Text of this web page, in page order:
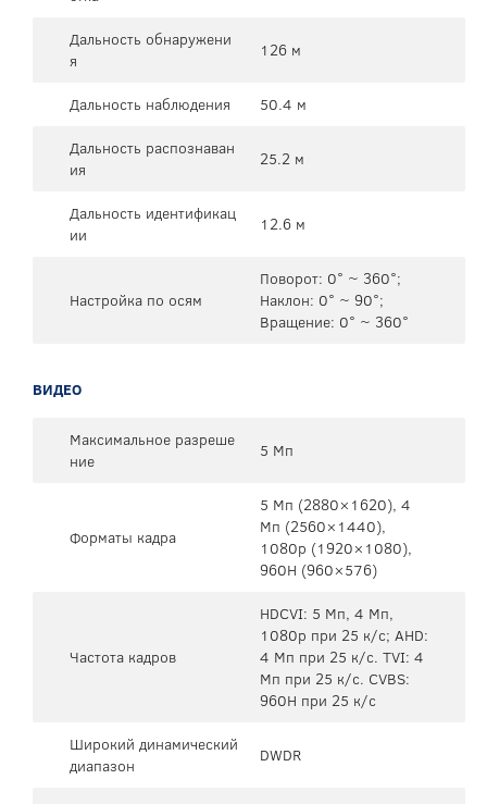
Дальность обнаружени
я
126 м
Дальность наблюдения
50.4 м
Дальность распознаван
ия
25.2 м
Дальность идентификац
ии
12.6 м
Настройка по осям
Поворот: 0° ~ 360°;
Наклон: 0° ~ 90°;
Вращение: 0° ~ 360°
ВИДЕО
Максимальное разреше
ние
5 Мп
Форматы кадра
5 Mп (2880×1620), 4
Mп (2560×1440),
1080p (1920×1080),
960H (960×576)
Частота кадров
HDCVI: 5 Мп, 4 Мп,
1080p при 25 к/с; AHD:
4 Мп при 25 к/с. TVI: 4
Мп при 25 к/с. CVBS:
960H при 25 к/с
Широкий динамический
диапазон
DWDR